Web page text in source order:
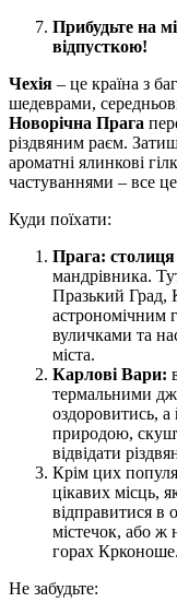
Прибудьте на
відпусткою!
Чехія – це країна з
шедеврами,
Новорічна Прага
різдвяним раєм.
ароматні ялинкові
частуваннями – все
Куди поїхати:
Прага: столиця
мандрівника.
Празький Град,
астрономічним
вуличками та
міста.
Карлові Вари:
термальними
оздоровитись,
природою,
відвідати
Крім цих
цікавих місць,
відправитися в
містечок, або
горах Крконоше.
Не забудьте: